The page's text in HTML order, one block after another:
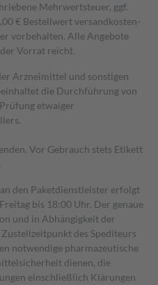
Mehrwertsteuer, ggf.
€ Bestell­wert versand­kosten­
vorbehalten. Alle Angebote
Vorrat reicht.
Arzneimittel und sonstigen
die Durchführung von
etwaiger
Vor Gebrauch stets Etikett
den Paketdienstleister erfolgt
bis 18:00 Uhr. Der genaue
und in Abhängigkeit der
des Spediteurs
notwendige pharmazeutische
dienen, die
einschließlich Klärungen